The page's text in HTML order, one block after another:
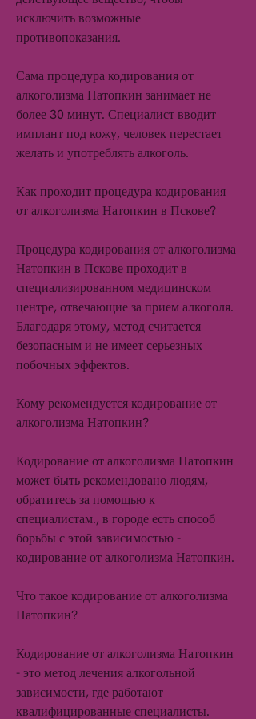
исключить возможные
противопоказания.
Сама процедура кодирования от
алкоголизма Натопкин занимает не
более 30 минут. Специалист вводит
имплант под кожу, человек перестает
желать и употреблять алкоголь.
Как проходит процедура кодирования
от алкоголизма Натопкин в Пскове?
Процедура кодирования от алкоголизма
Натопкин в Пскове проходит в
специализированном медицинском
центре, отвечающие за прием алкоголя.
Благодаря этому, метод считается
безопасным и не имеет серьезных
побочных эффектов.
Кому рекомендуется кодирование от
алкоголизма Натопкин?
Кодирование от алкоголизма Натопкин
может быть рекомендовано людям,
обратитесь за помощью к
специалистам., в городе есть способ
борьбы с этой зависимостью -
кодирование от алкоголизма Натопкин.
Что такое кодирование от алкоголизма
Натопкин?
Кодирование от алкоголизма Натопкин
- это метод лечения алкогольной
зависимости, где работают
квалифицированные специалисты.